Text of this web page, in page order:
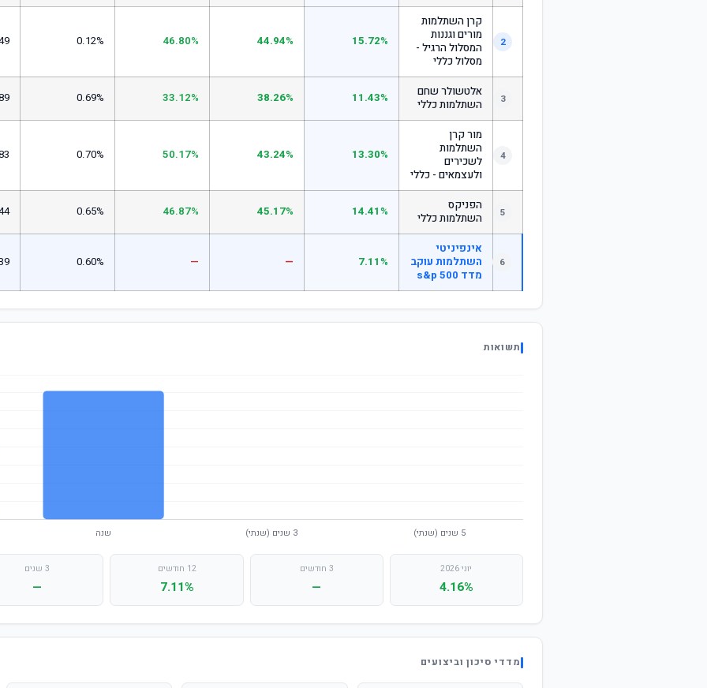
2
קרן השתלמות
מורים וגננות
המסלול הרגיל -
מסלול כללי
15.72%
44.94%
46.80%
0.12%
3
אלטשולר שחם
השתלמות כללי
11.43%
38.26%
33.12%
0.69%
4
מור קרן
השתלמות
לשכירים
ולעצמאים - כללי
13.30%
43.24%
50.17%
0.70%
5
הפניקס
השתלמות כללי
14.41%
45.17%
46.87%
0.65%
6
אינפיניטי
השתלמות עוקב
מדד s&p 500
7.11%
—
—
0.60%
תשואות
יוני 2026
4.16%
3 חודשים
—
12 חודשים
7.11%
3 שנים
—
מדדי סיכון וביצועים